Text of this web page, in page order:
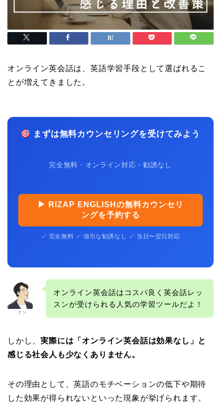
オンライン英会話は、英語学習手段として選ばれるこ
とが増えてきました。
まずは無料カウンセリングを受けてみよう
完全無料・オンライン対応・勧誘なし
▶ RIZAP ENGLISHの無料カウンセリ
ングを予約する
✓ 完全無料 ✓ 強引な勧誘なし ✓ 当日〜翌日対応
ケン
オンライン英会話はコスパ良く英会話レッ
スンが受けられる人気の学習ツールだよ！
しかし、実際には「オンライン英会話は効果なし」と
感じる社会人も少なくありません。
その理由として、英語のモチベーションの低下や期待
した効果が得られないといった現象が挙げられます。